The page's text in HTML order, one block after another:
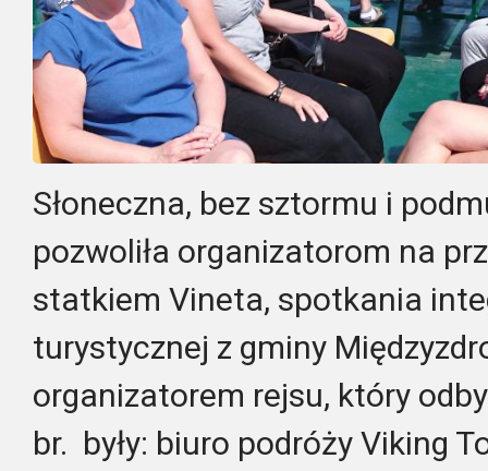
Słoneczna, bez sztormu i
pozwoliła organizatorom na
statkiem Vineta, spotkania
turystycznej z gminy
organizatorem rejsu, który
br. były: biuro podróży Viking